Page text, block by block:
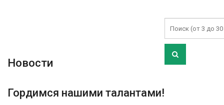
Новости
Гордимся нашими талантами!